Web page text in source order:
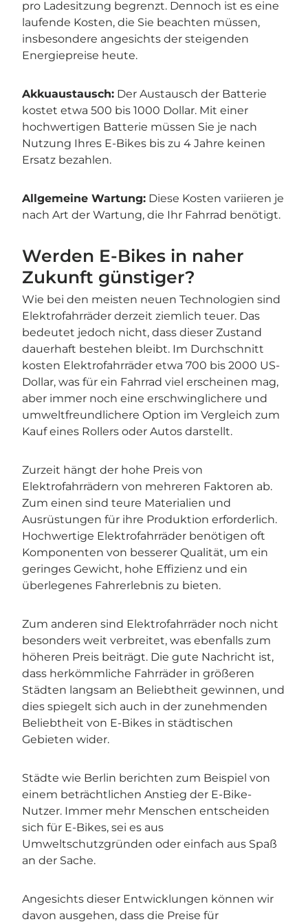
pro Ladesitzung begrenzt. Dennoch ist es eine
laufende Kosten, die Sie beachten müssen,
insbesondere angesichts der steigenden
Energiepreise heute.
Akkuaustausch: Der Austausch der Batterie
kostet etwa 500 bis 1000 Dollar. Mit einer
hochwertigen Batterie müssen Sie je nach
Nutzung Ihres E-Bikes bis zu 4 Jahre keinen
Ersatz bezahlen.
Allgemeine Wartung: Diese Kosten variieren je
nach Art der Wartung, die Ihr Fahrrad benötigt.
Werden E-Bikes in naher
Zukunft günstiger?
Wie bei den meisten neuen Technologien sind
Elektrofahrräder derzeit ziemlich teuer. Das
bedeutet jedoch nicht, dass dieser Zustand
dauerhaft bestehen bleibt. Im Durchschnitt
kosten Elektrofahrräder etwa 700 bis 2000 US-
Dollar, was für ein Fahrrad viel erscheinen mag,
aber immer noch eine erschwinglichere und
umweltfreundlichere Option im Vergleich zum
Kauf eines Rollers oder Autos darstellt.
Zurzeit hängt der hohe Preis von
Elektrofahrrädern von mehreren Faktoren ab.
Zum einen sind teure Materialien und
Ausrüstungen für ihre Produktion erforderlich.
Hochwertige Elektrofahrräder benötigen oft
Komponenten von besserer Qualität, um ein
geringes Gewicht, hohe Effizienz und ein
überlegenes Fahrerlebnis zu bieten.
Zum anderen sind Elektrofahrräder noch nicht
besonders weit verbreitet, was ebenfalls zum
höheren Preis beiträgt. Die gute Nachricht ist,
dass herkömmliche Fahrräder in größeren
Städten langsam an Beliebtheit gewinnen, und
dies spiegelt sich auch in der zunehmenden
Beliebtheit von E-Bikes in städtischen
Gebieten wider.
Städte wie Berlin berichten zum Beispiel von
einem beträchtlichen Anstieg der E-Bike-
Nutzer. Immer mehr Menschen entscheiden
sich für E-Bikes, sei es aus
Umweltschutzgründen oder einfach aus Spaß
an der Sache.
Angesichts dieser Entwicklungen können wir
davon ausgehen, dass die Preise für